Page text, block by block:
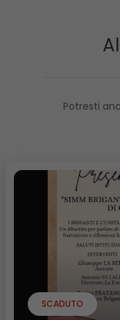
Potresti
SCADUTO